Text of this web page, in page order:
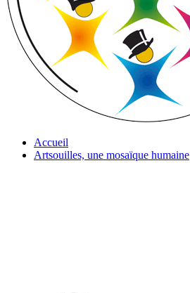
Accueil
Artsouilles, une mosaïque humaine